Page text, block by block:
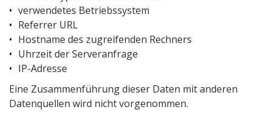
verwendetes Betriebssystem
Referrer URL
Hostname des zugreifenden Rechners
Uhrzeit der Serveranfrage
IP-Adresse
Eine Zusammenführung dieser Daten mit anderen
Datenquellen wird nicht vorgenommen.